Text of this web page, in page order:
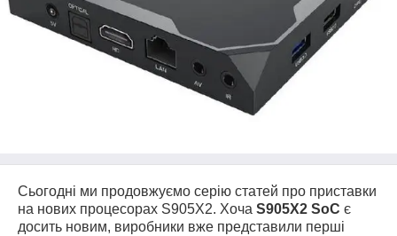
Сьогодні ми продовжуємо серію статей про приставки
на нових процесорах S905X2. Хоча S905X2 SoC є
досить новим, виробники вже представили перші